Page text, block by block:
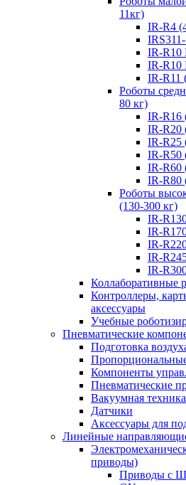
11кг)
IR-R4
IR-R10
IR-R10
IR-R11
Роботы
80 кг)
IR-R16
IR-R20
IR-R25
IR-R50
IR-R60
IR-R80
Роботы
(130-300 кг)
IR-
IR-
IR-
IR-
IR-
Коллаборативные
Контроллеры,
аксессуары
Учебные
Пневматические
Подготовка
Компоненты
Пневматические
Вакуумная техника
Датчики
Аксессуары для
Линейные
приводы)
Приводы с